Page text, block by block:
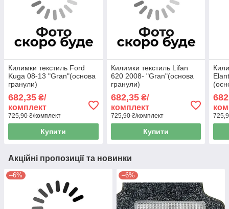
Килимки текстиль Ford
Kuga 08-13 "Gran"(основа
гранули)
682,35 ₴/
комплект
725,90 ₴/комплект
Купити
Килимки текстиль Lifan
620 2008- "Gran"(основа
гранули)
682,35₴/
комплект
725,90 ₴/комплект
Купити
Акційні пропозиції та новинки
–6% –6%